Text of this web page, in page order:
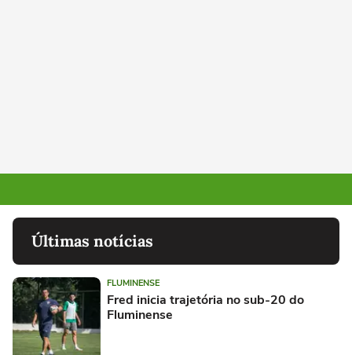
Últimas notícias
FLUMINENSE
Fred inicia trajetória no sub-20 do
Fluminense